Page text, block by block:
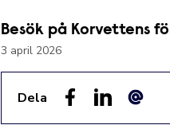
Besök på Korvettens
3 april 2026
Dela